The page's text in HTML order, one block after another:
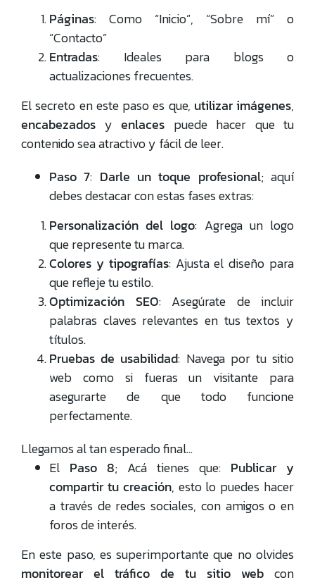
Páginas: Como “Inicio”, “Sobre mí” o
“Contacto”
Entradas: Ideales para blogs o
actualizaciones frecuentes.
El secreto en este paso es que, utilizar imágenes,
encabezados y enlaces puede hacer que tu
contenido sea atractivo y fácil de leer.
Paso 7: Darle un toque profesional; aquí
debes destacar con estas fases extras:
Personalización del logo: Agrega un logo
que represente tu marca.
Colores y tipografías: Ajusta el diseño para
que refleje tu estilo.
Optimización SEO: Asegúrate de incluir
palabras claves relevantes en tus textos y
títulos.
Pruebas de usabilidad: Navega por tu sitio
web como si fueras un visitante para
asegurarte de que todo funcione
perfectamente.
Llegamos al tan esperado final…
El Paso 8; Acá tienes que: Publicar y
compartir tu creación, esto lo puedes hacer
a través de redes sociales, con amigos o en
foros de interés.
En este paso, es superimportante que no olvides
monitorear el tráfico de tu sitio web con